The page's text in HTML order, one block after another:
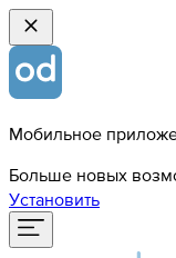
Мобильное
Больше новых
Установить